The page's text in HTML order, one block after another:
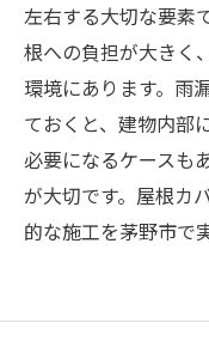
左右する大切な要素
根への負担が大きく
環境にあります。雨
ておくと、建物内部
必要になるケースも
が大切です。屋根カ
的な施工を茅野市で